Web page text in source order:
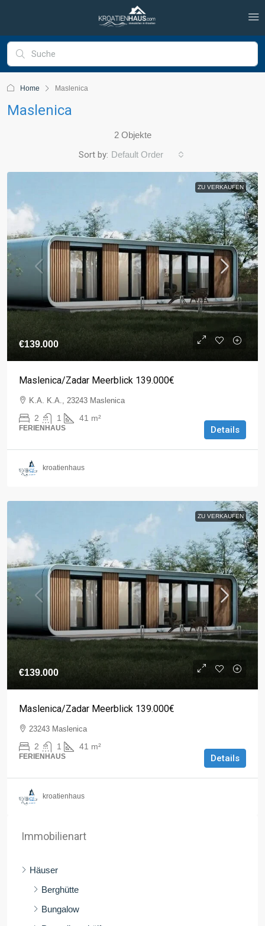
Home Maslenica
Maslenica
2 Objekte
Sort by: Default Order
ZU VERKAUFEN
€139.000
Maslenica/Zadar Meerblick 139.000€
K.A. K.A., 23243 Maslenica
2 1 41 m²
FERIENHAUS Details
kroatienhaus
ZU VERKAUFEN
€139.000
Maslenica/Zadar Meerblick 139.000€
23243 Maslenica
2 1 41 m²
FERIENHAUS Details
kroatienhaus
Immobilienart
Häuser
Berghütte
Bungalow